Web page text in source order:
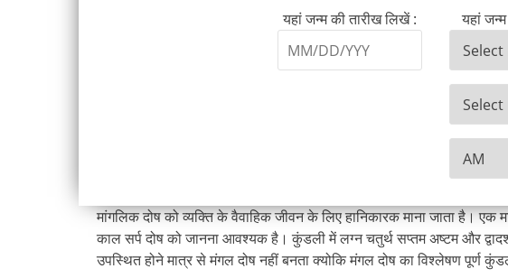
यहां जन्म की तारीख लिखें : यहां
मांगलिक दोष को व्यक्ति के वैवाहिक जीवन के लिए हानिकारक माना जाता है।
काल सर्प दोष को जानना आवश्यक है। कुंडली में लग्न चतुर्थ सप्तम अष्टम और
उपस्थित होने मात्र से मंगल दोष नहीं बनता क्योकि मंगल दोष का विश्लेषण पूर्ण